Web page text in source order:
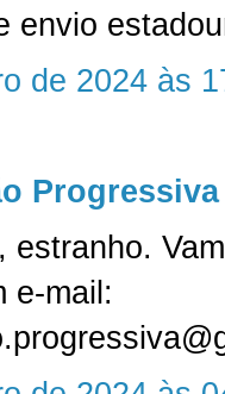
envio
de 2024 às
Progressiva
estranho.
e-mail: